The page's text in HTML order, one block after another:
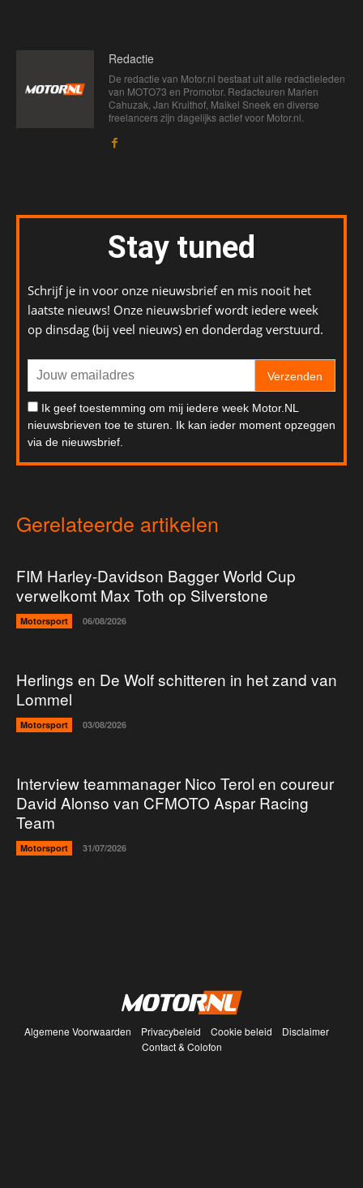
Redactie
De redactie van Motor.nl bestaat uit alle redactieleden
van MOTO73 en Promotor. Redacteuren Marien
Cahuzak, Jan Kruithof, Maikel Sneek en diverse
freelancers zijn dagelijks actief voor Motor.nl.
Stay tuned
Schrijf je in voor onze nieuwsbrief en mis nooit het
laatste nieuws! Onze nieuwsbrief wordt iedere week
op dinsdag (bij veel nieuws) en donderdag verstuurd.
Verzenden
Ik geef toestemming om mij iedere week Motor.NL
nieuwsbrieven toe te sturen. Ik kan ieder moment opzeggen
via de nieuwsbrief.
Gerelateerde artikelen
FIM Harley-Davidson Bagger World Cup
verwelkomt Max Toth op Silverstone
Motorsport 06/08/2026
Herlings en De Wolf schitteren in het zand van
Lommel
Motorsport 03/08/2026
Interview teammanager Nico Terol en coureur
David Alonso van CFMOTO Aspar Racing
Team
Motorsport 31/07/2026
Algemene Voorwaarden Privacybeleid Cookie beleid
Disclaimer
Contact & Colofon